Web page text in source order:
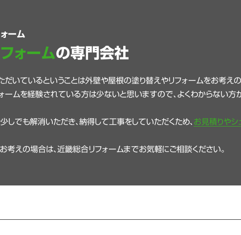
ーム
ォームの専門会社
だいているということは外壁や屋根の塗り替えやリフォームをお考え
ームを経験されている方は少ないと思いますので、よくわからない方
しでも解消いただき、納得して工事をしていただくため、 お見積りやシ
考えの場合は、近畿総合リフォームまでお気軽にご相談ください。